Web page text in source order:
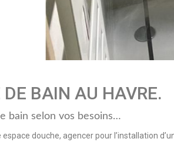
BAIN AU HAVRE.
bain selon vos besoins…
douche, agencer pour l’installation